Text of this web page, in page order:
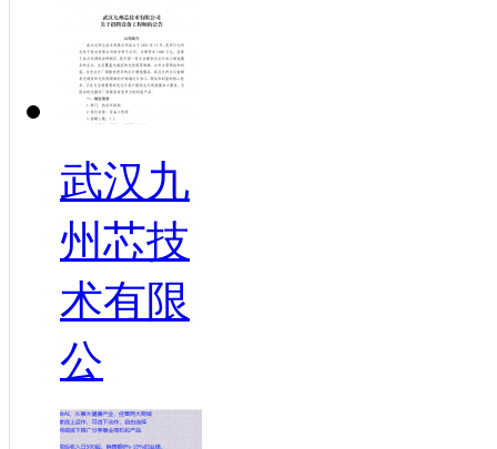
武汉九
州芯技
术有限
公